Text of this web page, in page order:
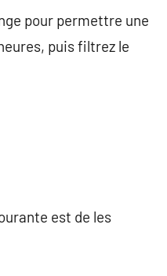
pour permettre une
puis filtrez le
est de les